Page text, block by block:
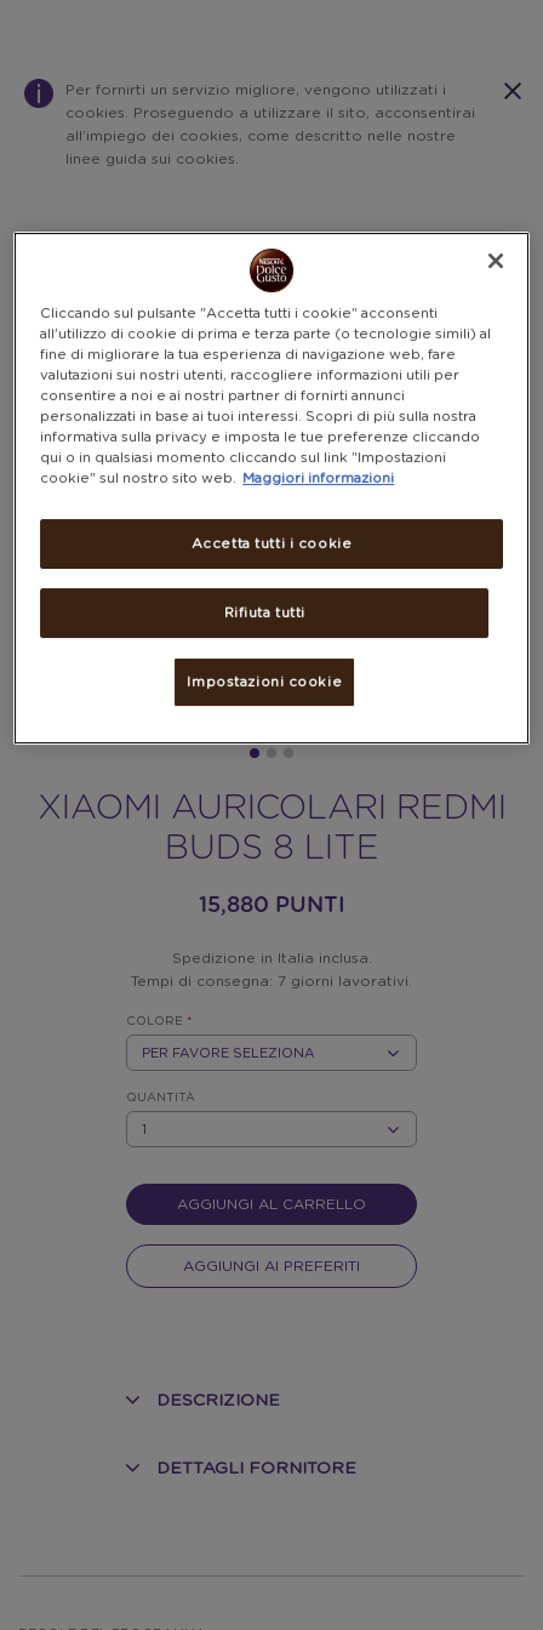
Per fornirti un servizio migliore, vengono utilizzati i
cookies. Proseguendo a utilizzare il sito, acconsentirai
all’impiego dei cookies, come descritto nelle nostre
linee guida sui cookies.
XIAOMI AURICOLARI REDMI
BUDS 8 LITE
15,880 PUNTI
Spedizione in Italia inclusa.
Tempi di consegna: 7 giorni lavorativi.
COLORE *
QUANTITÀ
AGGIUNGI AL CARRELLO
AGGIUNGI AI PREFERITI
DESCRIZIONE
DETTAGLI FORNITORE
Cliccando sul pulsante "Accetta tutti i cookie" acconsenti
all'utilizzo di cookie di prima e terza parte (o tecnologie simili) al
fine di migliorare la tua esperienza di navigazione web, fare
valutazioni sui nostri utenti, raccogliere informazioni utili per
consentire a noi e ai nostri partner di fornirti annunci
personalizzati in base ai tuoi interessi. Scopri di più sulla nostra
informativa sulla privacy e imposta le tue preferenze cliccando
qui o in qualsiasi momento cliccando sul link "Impostazioni
cookie" sul nostro sito web.
Maggiori informazioni
Rifiuta tutti
Accetta tutti i cookie
Impostazioni cookie